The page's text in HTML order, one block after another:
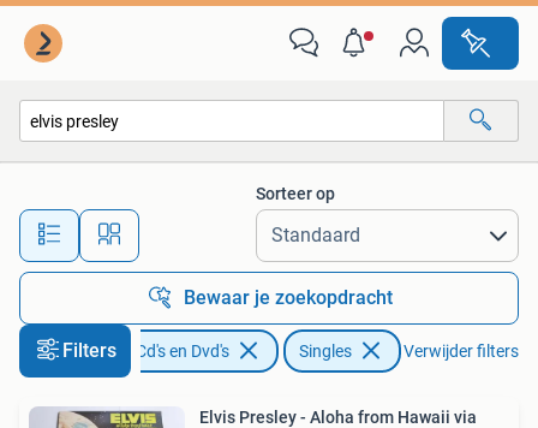
Alle afstanden…
Sorteer op
Bewaar je zoekopdracht
Filters Cd's en Dvd's Singles Verwijder filters
Elvis Presley - Aloha from Hawaii via